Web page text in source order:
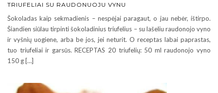
TRIUFELIAI SU RAUDONUOJU VYNU
Šokoladas kaip sekmadienis – nespėjai paragaut, o jau nebėr, ištirpo.
Šiandien siūlau tirpinti šokoladinius triufelius – su lašeliu raudonojo vyno
ir vyšnių uogiene, arba be jos, jei neturit. O receptas labai paprastas,
tuo triufeliai ir garsūs. RECEPTAS 20 triufelių: 50 ml raudonojo vyno
150 g […]